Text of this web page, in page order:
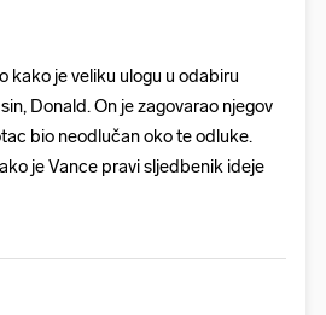
kako je veliku ulogu u odabiru
Donald. On je zagovarao njegov
bio neodlučan oko te odluke.
je Vance pravi sljedbenik ideje